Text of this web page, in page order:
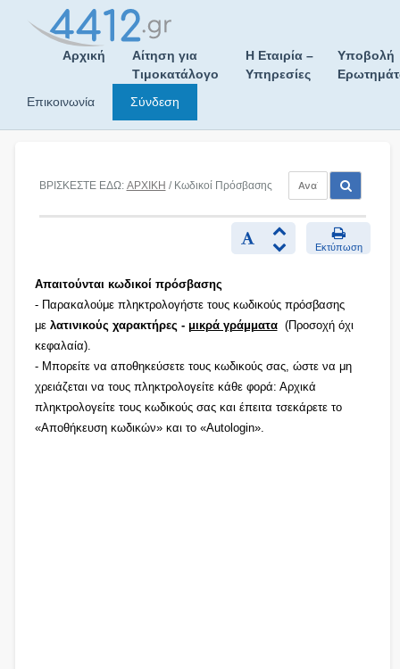
Αρχική
Αίτηση για
Τιμοκατάλογο
Η Εταιρία –
Υπηρεσίες
Υποβολή
Επικοινωνία
Σύνδεση
ΒΡΙΣΚΕΣΤΕ ΕΔΩ: ΑΡΧΙΚΗ / Κωδικοί Πρόσβασης
Εκτύπωση
Απαιτούνται κωδικοί πρόσβασης
- Παρακαλούμε πληκτρολογήστε τους κωδικούς πρόσβασης
με λατινικούς χαρακτήρες - μικρά γράμματα(Προσοχή όχι
κεφαλαία).
- Μπορείτε να αποθηκεύσετε τους κωδικούς σας, ώστε να μη
χρειάζεται να τους πληκτρολογείτε κάθε φορά: Αρχικά
πληκτρολογείτε τους κωδικούς σας και έπειτα τσεκάρετε το
«Αποθήκευση κωδικών» και το «Autologin».